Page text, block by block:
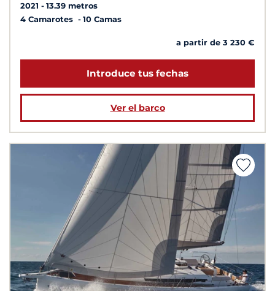
2021
13.39 metros
4 Camarotes
10 Camas
a partir de 3 230 €
Introduce tus fechas
Ver el barco